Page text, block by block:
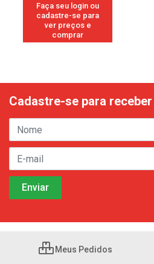
Faça seu login ou
cadastre-se para
ver preços e
comprar
Cadastre-se para
Meus Pedidos